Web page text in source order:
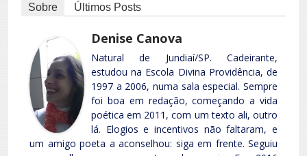
Sobre Últimos Posts
Denise Canova
Natural de Jundiaí/SP. Cadeirante,
estudou na Escola Divina Providência, de
1997 a 2006, numa sala especial. Sempre
foi boa em redação, começando a vida
poética em 2011, com um texto ali, outro
lá. Elogios e incentivos não faltaram, e
um amigo poeta a aconselhou: siga em frente. Seguiu